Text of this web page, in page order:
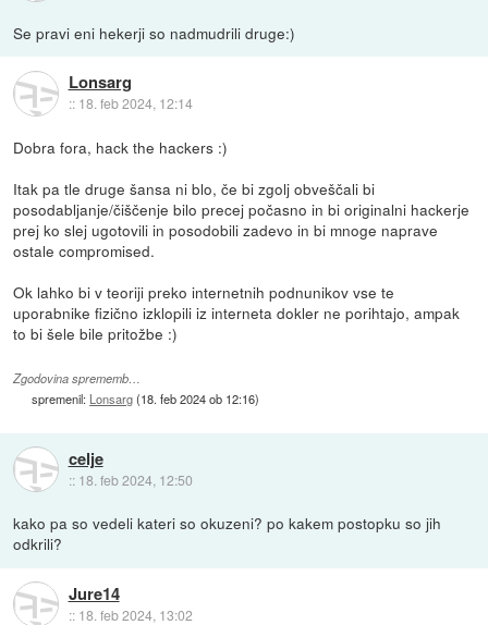
Se pravi eni hekerji so nadmudrili druge:)
Lonsarg
:: 18. feb 2024, 12:14
Dobra fora, hack the hackers :)
Itak pa tle druge šansa ni blo, če bi zgolj obveščali bi
posodabljanje/čiščenje bilo precej počasno in bi originalni hackerje
prej ko slej ugotovili in posodobili zadevo in bi mnoge naprave
ostale compromised.
Ok lahko bi v teoriji preko internetnih podnunikov vse te
uporabnike fizično izklopili iz interneta dokler ne porihtajo, ampak
to bi šele bile pritožbe :)
Zgodovina sprememb…
spremenil: Lonsarg(18. feb 2024 ob 12:16)
celje
:: 18. feb 2024, 12:50
kako pa so vedeli kateri so okuzeni? po kakem postopku so jih
odkrili?
Jure14
:: 18. feb 2024, 13:02